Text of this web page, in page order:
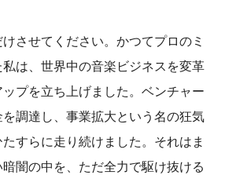
させてください。かつてプロのミ
私は、世界中の音楽ビジネスを変革
プを立ち上げました。ベンチャー
調達し、事業拡大という名の狂気
すらに走り続けました。それはま
闇の中を、ただ全力で駆け抜ける